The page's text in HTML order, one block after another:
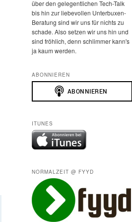
über den gelegentlichen Tech-Talk
bis hin zur liebevollen Unterbuxen-
Beratung sind wir uns für nichts zu
schade. Also setzen wir uns hin und
sind fröhlich, denn schlimmer kann's
ja kaum werden.
ABONNIEREN
ITUNES
NORMALZEIT @ FYYD